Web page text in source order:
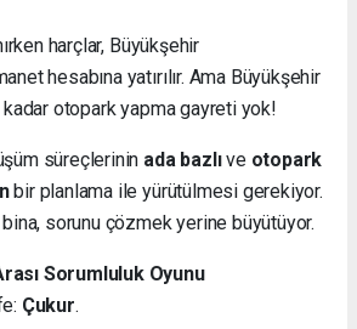
harçlar, Büyükşehir
hesabına yatırılır. Ama Büyükşehir
otopark yapma gayreti yok!
süreçlerinin ada bazlıve otopark
bir planlama ile yürütülmesi gerekiyor.
sorunu çözmek yerine büyütüyor.
Sorumluluk Oyunu
Çukur.